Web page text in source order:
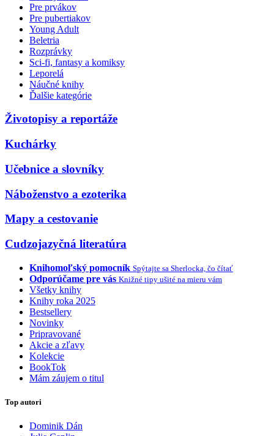
Pre prvákov
Pre pubertiakov
Young Adult
Beletria
Rozprávky
Sci-fi, fantasy a komiksy
Leporelá
Náučné knihy
Ďalšie kategórie
Životopisy a reportáže
Kuchárky
Učebnice a slovníky
Náboženstvo a ezoterika
Mapy a cestovanie
Cudzojazyčná literatúra
Knihomoľský pomocník Spýtajte sa Sherlocka, čo čítať
Odporúčame pre vás Knižné tipy ušité na mieru vám
Všetky knihy
Knihy roka 2025
Bestsellery
Novinky
Pripravované
Akcie a zľavy
Kolekcie
BookTok
Mám záujem o titul
Top autori
Dominik Dán